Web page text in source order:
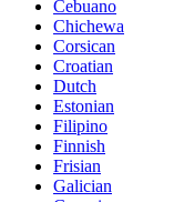
Cebuano
Chichewa
Corsican
Croatian
Dutch
Estonian
Filipino
Finnish
Frisian
Galician